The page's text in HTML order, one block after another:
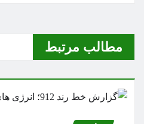
مطالب مرتبط